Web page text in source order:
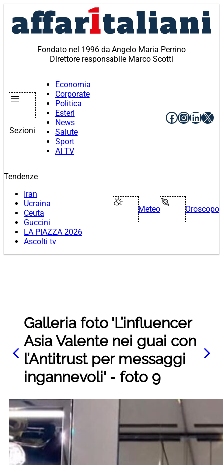
contenuto
Fondato nel 1996 da Angelo Maria Perrino
Direttore responsabile Marco Scotti
Sezioni
Economia
Corporate
Politica
Esteri
News
Salute
Sport
AI TV
Facebook
X
Tendenze
Iran
Ucraina
Ceuta
Guccini
LA PIAZZA 2026
Ascolti tv
Meteo Oroscopo
Galleria foto 'L’influencer
Asia Valente nei guai con
l’Antitrust per messaggi
ingannevoli' - foto 9